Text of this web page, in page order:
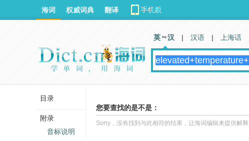
您要查找的是不是：
Sorry，没有找到与此相符的结果，让海词编辑来提供解释
海词 权威词典 翻译
英 汉 | 汉语 | 上海话
目录
附录
音标说明